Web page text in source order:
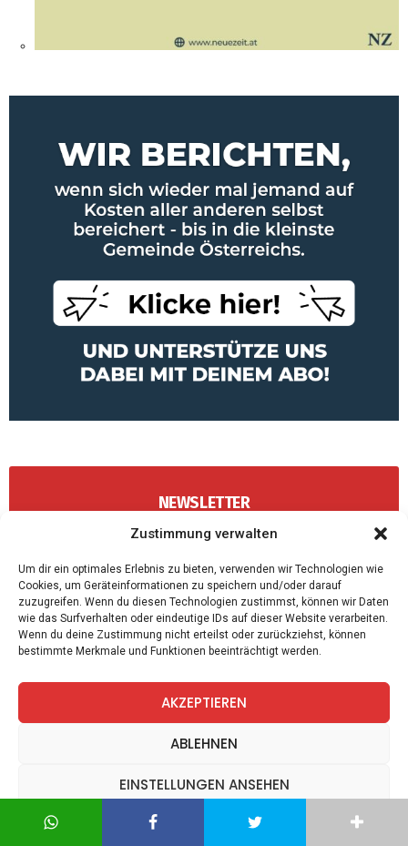
Zustimmung verwalten
Um dir ein optimales Erlebnis zu bieten, verwenden wir Technologien wie
Cookies, um Geräteinformationen zu speichern und/oder darauf
zuzugreifen. Wenn du diesen Technologien zustimmst, können wir Daten
wie das Surfverhalten oder eindeutige IDs auf dieser Website verarbeiten.
Wenn du deine Zustimmung nicht erteilst oder zurückziehst, können
bestimmte Merkmale und Funktionen beeinträchtigt werden.
AKZEPTIEREN
ABLEHNEN
EINSTELLUNGEN ANSEHEN
Datenschutz Impressum
NEWSLETTER
Bekomme die besten Artikel von NeueZeit.at direkt
Top News
"Abonnieren" akzeptierst Du unsere